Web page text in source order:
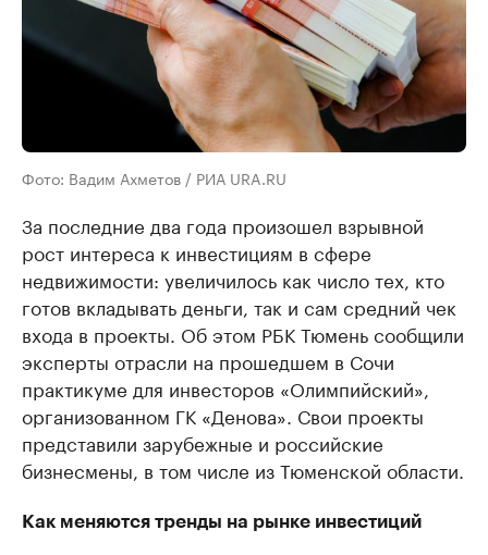
Фото: Вадим Ахметов / РИА URA.RU
За последние два года произошел взрывной
рост интереса к инвестициям в сфере
недвижимости: увеличилось как число тех, кто
готов вкладывать деньги, так и сам средний чек
входа в проекты. Об этом РБК Тюмень сообщили
эксперты отрасли на прошедшем в Сочи
практикуме для инвесторов «Олимпийский»,
организованном ГК «Денова». Свои проекты
представили зарубежные и российские
бизнесмены, в том числе из Тюменской области.
Как меняются тренды на рынке инвестиций